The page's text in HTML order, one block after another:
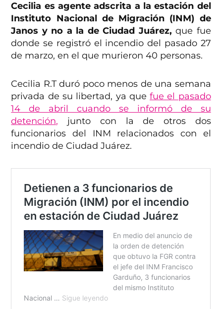
Cecilia es agente adscrita a la estación del
Instituto Nacional de Migración (INM) de
Janos y no a la de Ciudad Juárez, que fue
donde se registró el incendio del pasado 27
de marzo, en el que murieron 40 personas.
Cecilia R.T duró poco menos de una semana
privada de su libertad, ya quefue el pasado
14 de abril cuando se informó de su
detención, junto con la de otros dos
funcionarios del INM relacionados con el
incendio de Ciudad Juárez.